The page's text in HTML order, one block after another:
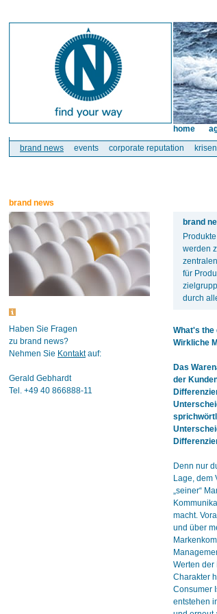
brand news events corporate reputation
home
brand news
Haben Sie Fragen
zu brand news?
Nehmen Sie Kontaktauf:
Gerald Gebhardt
Tel. +49 40 866888-11
brand
werden
für
durch
What's the
Wirkliche
Das
der
Denn nur
Lage, dem
„seiner“
macht.
und über
Werten der
Charakter
Consumer
entstehen